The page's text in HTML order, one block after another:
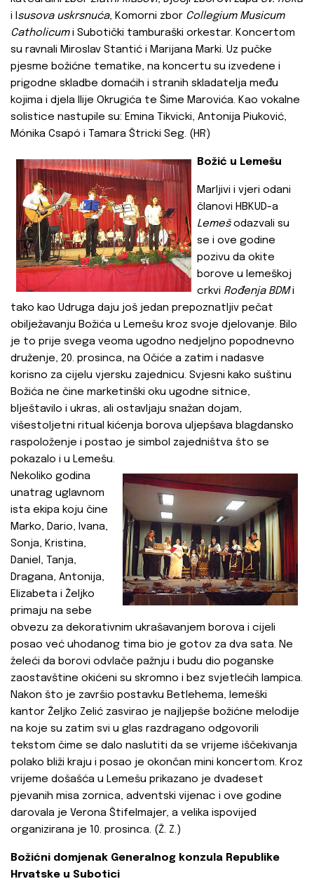
i Isusova uskrsnuća, Komorni zbor Collegium Musicum
Catholicumi Subotički tamburaški orkestar. Koncertom
su ravnali Miroslav Stantić i Marijana Marki. Uz pučke
pjesme božićne tematike, na koncertu su izvedene i
prigodne skladbe domaćih i stranih skladatelja među
kojima i djela Ilije Okrugića te Šime Marovića. Kao vokalne
solistice nastupile su: Emina Tikvicki, Antonija Piuković,
Mónika Csapó i Tamara Štricki Seg. (HR)
Božić u Lemešu
Marljivi i vjeri odani
članovi HBKUD-a
Lemešodazvali su
se i ove godine
pozivu da okite
borove u lemeškoj
crkvi Rođenja BDMi
tako kao Udruga daju još jedan prepoznatljiv pečat
obilježavanju Božića u Lemešu kroz svoje djelovanje. Bilo
je to prije svega veoma ugodno nedjeljno popodnevno
druženje, 20. prosinca, na Očiće a zatim i nadasve
korisno za cijelu vjersku zajednicu. Svjesni kako suštinu
Božića ne čine marketinški oku ugodne sitnice,
blještavilo i ukras, ali ostavljaju snažan dojam,
višestoljetni ritual kićenja borova uljepšava blagdansko
raspoloženje i postao je simbol zajedništva što se
pokazalo i u Lemešu.
Nekoliko godina
unatrag uglavnom
ista ekipa koju čine
Marko, Dario, Ivana,
Sonja, Kristina,
Daniel, Tanja,
Dragana, Antonija,
Elizabeta i Željko
primaju na sebe
obvezu za dekorativnim ukrašavanjem borova i cijeli
posao već uhodanog tima bio je gotov za dva sata. Ne
želeći da borovi odvlače pažnju i budu dio poganske
zaostavštine okićeni su skromno i bez svjetlećih lampica.
Nakon što je završio postavku Betlehema, lemeški
kantor Željko Zelić zasvirao je najljepše božićne melodije
na koje su zatim svi u glas razdragano odgovorili
tekstom čime se dalo naslutiti da se vrijeme iščekivanja
polako bliži kraju i posao je okončan mini koncertom. Kroz
vrijeme došašća u Lemešu prikazano je dvadeset
pjevanih misa zornica, adventski vijenac i ove godine
darovala je Verona Štifelmajer, a velika ispovijed
organizirana je 10. prosinca. (Ž. Z.)
Božićni domjenak Generalnog konzula Republike
Hrvatske u Subotici